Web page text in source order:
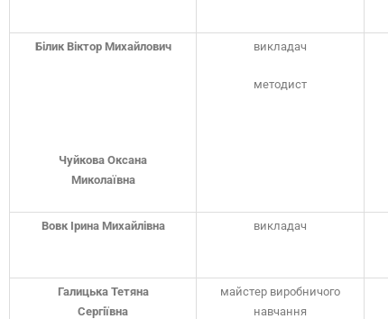
Білик Віктор Михайлович
Чуйкова Оксана
Миколаївна
викладач
методист
Вовк Ірина Михайлівна викладач
Галицька Тетяна
Сергіївна
майстер виробничого
навчання